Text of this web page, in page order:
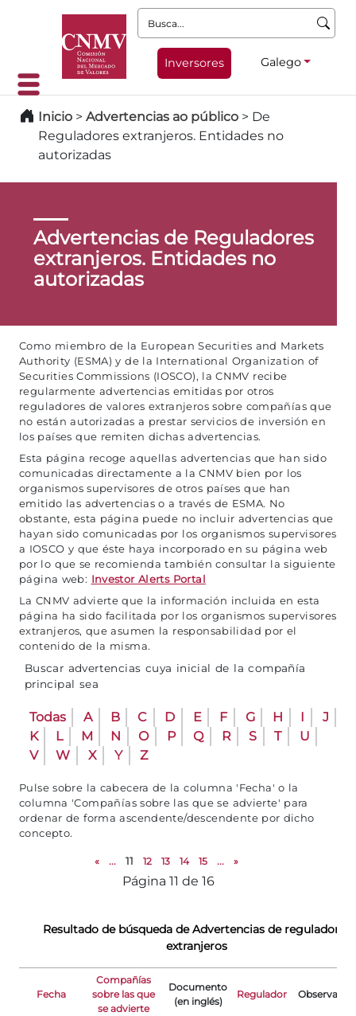
Busca:
Inversores Galego
Inicio > Advertencias ao público > De
Reguladores extranjeros. Entidades no
autorizadas
Advertencias de Reguladores
extranjeros. Entidades no
autorizadas
Como miembro de la European Securities and Markets
Authority (ESMA) y de la International Organization of
Securities Commissions (IOSCO), la CNMV recibe
regularmente advertencias emitidas por otros
reguladores de valores extranjeros sobre compañías que
no están autorizadas a prestar servicios de inversión en
los países que remiten dichas advertencias.
Esta página recoge aquellas advertencias que han sido
comunicadas directamente a la CNMV bien por los
organismos supervisores de otros países que han
emitido las advertencias o a través de ESMA. No
obstante, esta página puede no incluir advertencias que
hayan sido comunicadas por los organismos supervisores
a IOSCO y que éste haya incorporado en su página web
por lo que se recomienda también consultar la siguiente
página web: Investor Alerts Portal
La CNMV advierte que la información incluida en esta
página ha sido facilitada por los organismos supervisores
extranjeros, que asumen la responsabilidad por el
contenido de la misma.
Buscar advertencias cuya inicial de la compañía
principal sea
Todas A B C D E F G H I
J
K
L M N O P Q R S T
U
V
W X Y Z
Pulse sobre la cabecera de la columna 'Fecha' o la
columna 'Compañías sobre las que se advierte' para
ordenar de forma ascendente/descendente por dicho
concepto.
« ... 11 12 13 14 15 ... »
Página 11 de 16
Resultado de búsqueda de Advertencias de reguladores
extranjeros
Fecha
Compañías
sobre las que
se advierte
Documento
(en inglés)
Regulador